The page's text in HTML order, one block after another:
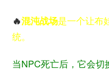
🔥混沌战场是一个让布
统。
当NPC死亡后，它会